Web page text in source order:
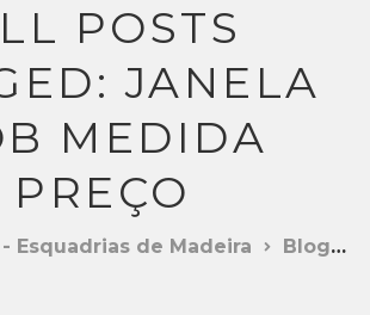
POSTS
JANELA
MEDIDA
PREÇO
Esquadrias de Madeira Blog